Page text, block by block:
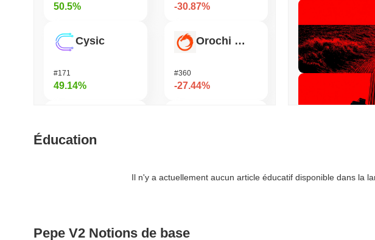
50.5%
Cysic
#171
49.14%
#992
-30.87%
Orochi Network
#360
-27.44%
#1801
Éducation
Il n'y a actuellement aucun article éducatif disponible dans la
Pepe V2 Notions de base